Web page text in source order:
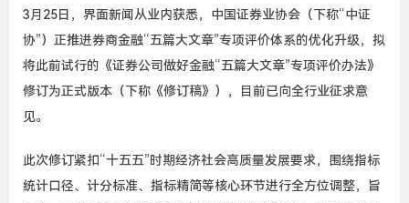
3月25日，界面新闻从业内获悉，中国证券业协会（下称“中证
协”）正推进券商金融“五篇大文章”专项评价体系的优化升级，拟
将此前试行的《证券公司做好金融“五篇大文章”专项评价办法》
修订为正式版本（下称《修订稿》），目前已向全行业征求意
见。
此次修订紧扣“十五五”时期经济社会高质量发展要求，围绕指标
统计口径、计分标准、指标精简等核心环节进行全方位调整，旨